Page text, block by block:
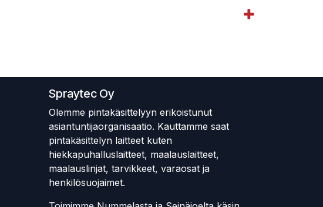
Spraytec Oy
Olemme pintakäsittelyyn erikoistunut
asiantuntijaorganisaatio. Kauttamme saat
pintakäsittelyn laitteet kuten
hiekkapuhalluslaitteet, maalauslaitteet,
maalauslinjat, tarvikkeet, varaosat ja
henkilösuojaimet.